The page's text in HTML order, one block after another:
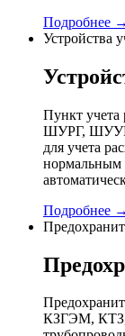
Подробнее →
Устройства
Пункт
ШУРГ,
для учета
нормальным
Подробнее →
КЗГЭМ,